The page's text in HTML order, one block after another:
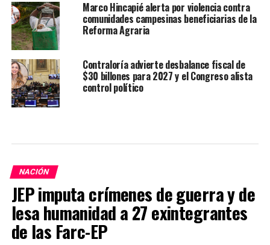
Marco Hincapié alerta por violencia contra
comunidades campesinas beneficiarias de la
Reforma Agraria
Contraloría advierte desbalance fiscal de
$30 billones para 2027 y el Congreso alista
control político
NACIÓN
JEP imputa crímenes de guerra y de
lesa humanidad a 27 exintegrantes
de las Farc-EP